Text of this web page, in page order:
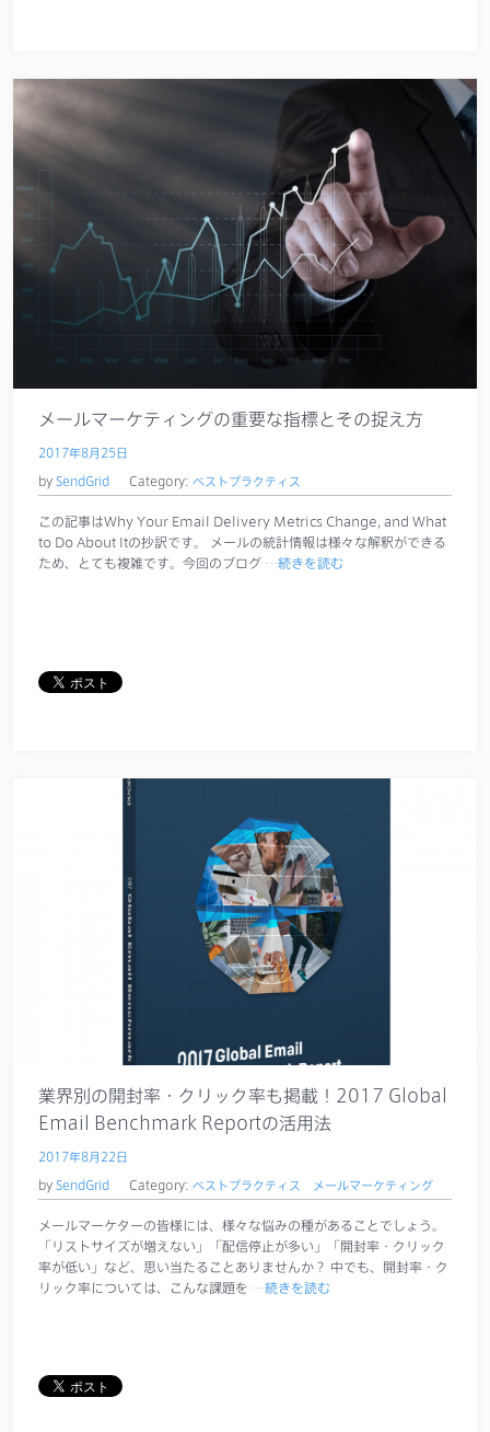
メールマーケティングの重要な指標とその捉え方
2017年8月25日
by SendGrid Category: ベストプラクティス
この記事はWhy Your Email Delivery Metrics Change, and What
to Do About Itの抄訳です。 メールの統計情報は様々な解釈ができる
ため、とても複雑です。今回のブログ …続きを読む
業界別の開封率・クリック率も掲載！2017 Global
Email Benchmark Reportの活用法
2017年8月22日
by SendGrid Category: ベストプラクティス メールマーケティング
メールマーケターの皆様には、様々な悩みの種があることでしょう。
「リストサイズが増えない」「配信停止が多い」「開封率・クリック
率が低い」など、思い当たることありませんか？ 中でも、開封率・ク
リック率については、こんな課題を …続きを読む